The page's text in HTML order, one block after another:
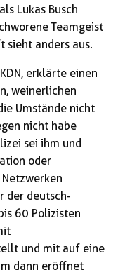
Lukas Busch
Teamgeist
sieht anders aus.
erklärte einen
weinerlichen
Umstände nicht
nicht habe
sei ihm und
oder
der deutsch-
60 Polizisten
und mit auf eine
dann eröffnet